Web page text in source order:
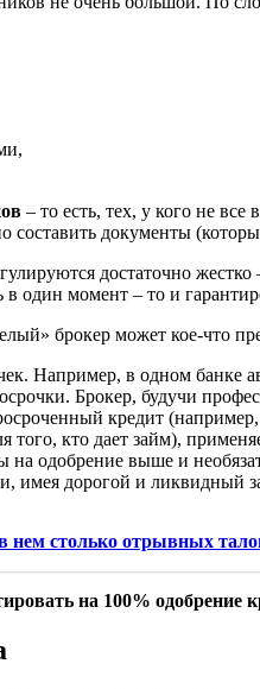
– то есть, тех, у кого не
документы
достаточно
момент – то и
брокер может кое-что
Например, в одном
Брокер, будучи
кредит
кто дает займ),
одобрение выше и
имея дорогой и ликвидный
нем столько отрывных
на 100% одобрение